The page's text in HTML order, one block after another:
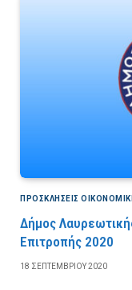
ΠΡΟΣΚΛΉΣΕΙΣ
Δήμος
Επιτροπής 2020
18 ΣΕΠΤΕΜΒΡΊΟΥ 2020